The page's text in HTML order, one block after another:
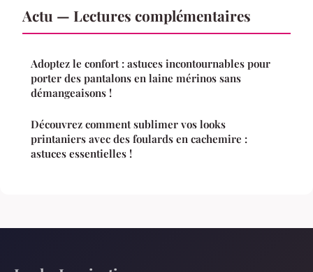
Actu — Lectures complémentaires
Adoptez le confort : astuces incontournables pour
porter des pantalons en laine mérinos sans
démangeaisons !
Découvrez comment sublimer vos looks
printaniers avec des foulards en cachemire :
astuces essentielles !